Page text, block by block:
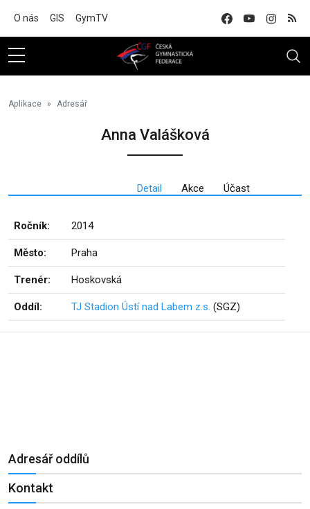
O nás GIS GymTV
Aplikace Adresář
Anna Valášková
Detail Akce Účast
Ročník: 2014
Město: Praha
Trenér: Hoskovská
Oddíl: TJ Stadion Ústí nad Labem z.s. (SGZ)
Adresář oddílů
Kontakt